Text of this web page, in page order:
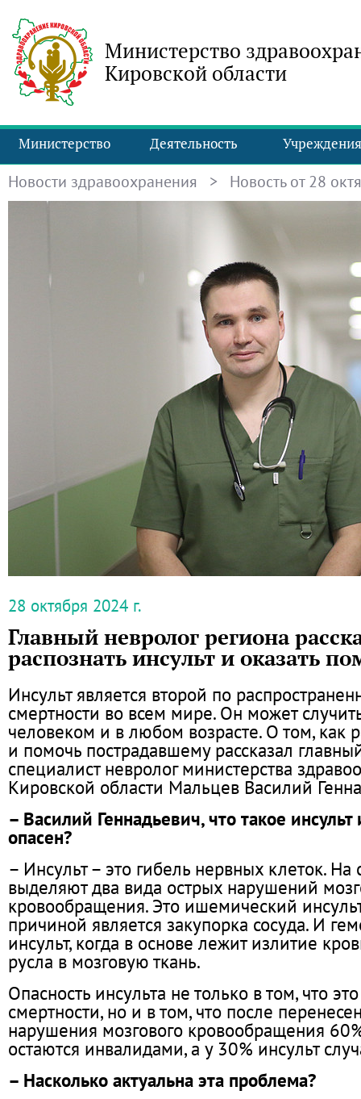
Министерство
Кировской области
Министерство Деятельность Учреждения
Новости здравоохранения > Новость от 28
28 октября 2024 г.
Главный невролог региона
распознать инсульт и оказать
Инсульт является второй по
смертности во всем мире. Он может
человеком и в любом возрасте. О том, как
и помочь пострадавшему рассказал
специалист невролог министерства
Кировской области Мальцев Василий
– Василий Геннадьевич, что такое инсульт
опасен?
– Инсульт – это гибель нервных клеток.
выделяют два вида острых нарушений
кровообращения. Это ишемический
причиной является закупорка сосуда. И
инсульт, когда в основе лежит излитие
русла в мозговую ткань.
Опасность инсульта не только в том, что
смертности, но и в том, что после
нарушения мозгового кровообращения
остаются инвалидами, а у 30% инсульт
– Насколько актуальна эта проблема?